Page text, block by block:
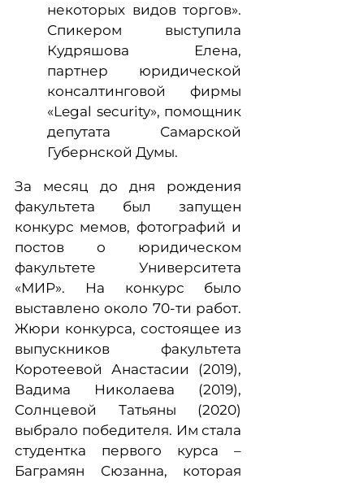
некоторых видов торгов».
Спикером выступила
Кудряшова Елена,
партнер юридической
консалтинговой фирмы
«Legal security», помощник
депутата Самарской
Губернской Думы.
За месяц до дня рождения
факультета был запущен
конкурс мемов, фотографий и
постов о юридическом
факультете Университета
«МИР». На конкурс было
выставлено около 70-ти работ.
Жюри конкурса, состоящее из
выпускников факультета
Коротеевой Анастасии (2019),
Вадима Николаева (2019),
Солнцевой Татьяны (2020)
выбрало победителя. Им стала
студентка первого курса –
Баграмян Сюзанна, которая